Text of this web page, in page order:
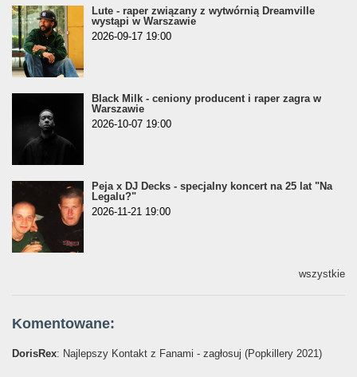
Lute - raper związany z wytwórnią Dreamville
wystąpi w Warszawie
2026-09-17 19:00
Black Milk - ceniony producent i raper zagra w
Warszawie
2026-10-07 19:00
Peja x DJ Decks - specjalny koncert na 25 lat "Na
Legalu?"
2026-11-21 19:00
wszystkie
Komentowane:
DorisRex: Najlepszy Kontakt z Fanami - zagłosuj (Popkillery 2021)